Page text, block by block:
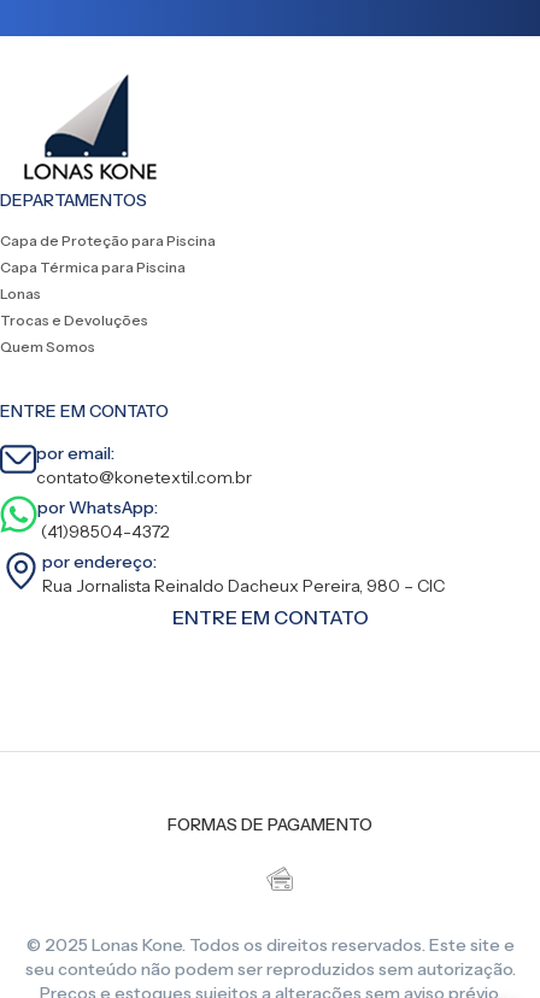
DEPARTAMENTOS
Capa de Proteção para Piscina
Capa Térmica para Piscina
Lonas
Trocas e Devoluções
Quem Somos
ENTRE EM CONTATO
por email:
contato@konetextil.com.br
por WhatsApp:
(41)98504-4372
por endereço:
Rua Jornalista Reinaldo Dacheux Pereira, 980 – CIC
ENTRE EM CONTATO
FORMAS DE PAGAMENTO
© 2025 Lonas Kone. Todos os direitos reservados. Este site e
seu conteúdo não podem ser reproduzidos sem autorização.
Preços e estoques sujeitos a alterações sem aviso prévio.